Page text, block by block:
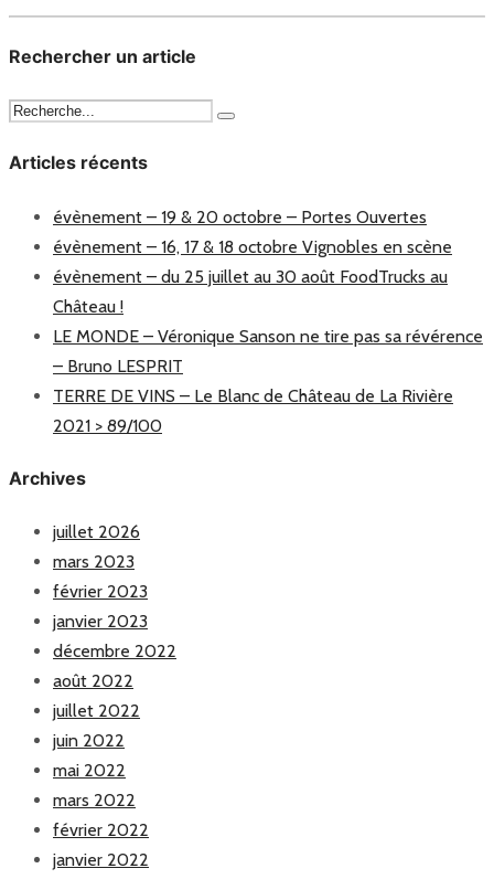
Rechercher un article
Articles récents
évènement – 19 & 20 octobre – Portes Ouvertes
évènement – 16, 17 & 18 octobre Vignobles en scène
évènement – du 25 juillet au 30 août FoodTrucks au
Château !
LE MONDE – Véronique Sanson ne tire pas sa révérence
– Bruno LESPRIT
TERRE DE VINS – Le Blanc de Château de La Rivière
2021 > 89/100
Archives
juillet 2026
mars 2023
février 2023
janvier 2023
décembre 2022
août 2022
juillet 2022
juin 2022
mai 2022
mars 2022
février 2022
janvier 2022